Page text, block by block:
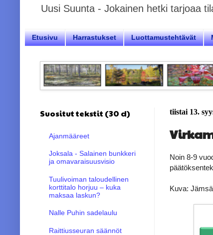
Uusi Suunta - Jokainen hetki tarjoaa
Etusivu Harrastukset Luottamustehtävät
tiistai 13.
Noin 8-9
Kuva:
Suositut tekstit (30 d)
Ajanmääreet
Joksala - Salainen bunkkeri
ja omavaraisuusvisio
Tuulivoiman taloudellinen
korttitalo horjuu – kuka
maksaa laskun?
Nalle Puhin sadelaulu
Raittiusseuran säännöt